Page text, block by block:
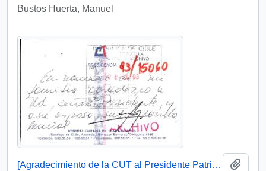
Bustos Huerta, Manuel
[Agradecimiento de la CUT al Presidente Patricio Aylwin en memoria de Ramón Verdugo Díaz]